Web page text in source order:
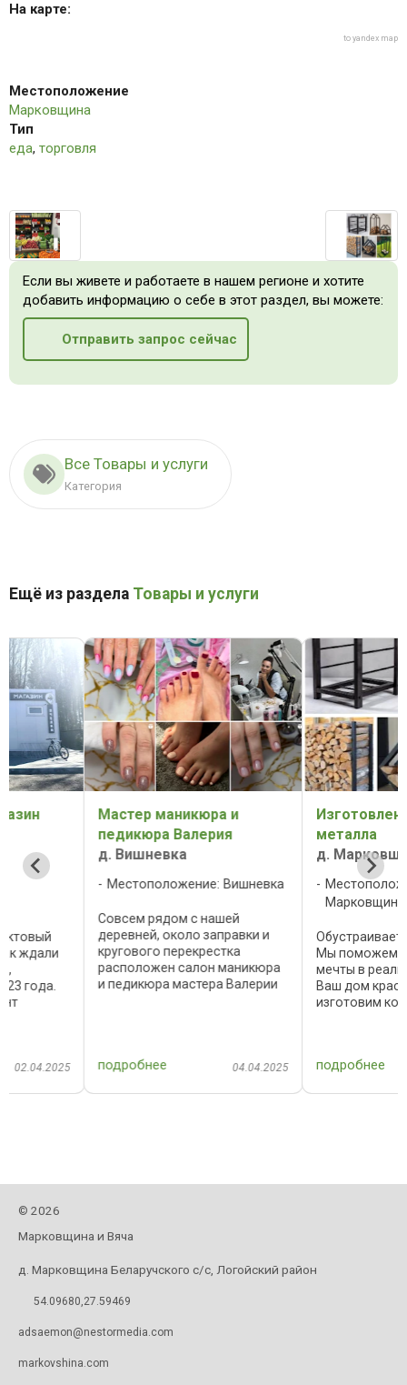
На карте:
to yandex map
Местоположение
Марковщина
Тип
еда, торговля
Если вы живете и работаете в нашем регионе и хотите
добавить информацию о себе в этот раздел, вы можете:
Отправить запрос сейчас
Все Товары и услуги
Категория
Ещё из раздела Товары и услуги
Мастер маникюра и
педикюра Валерия
д. Вишневка
Местоположение: Вишневка
Совсем рядом с нашей
деревней, около заправки и
кругового перекрестка
расположен салон маникюра
и педикюра мастера Валерии
Папернянский сельсовет, ...
подробнее 04.04.2025
Изготовление
д. Марковщина
Местоположение:
Марковщина
Обустраиваете дом
Мы поможем воплотить
мечты в реальность,
Ваш дом красотой и
изготовим корпусную и
подстолья; каркасы
кроватей, стеллажи, ...
подробнее
© 2026
Марковщина и Вяча
д. Марковщина Беларучского с/с, Логойский район
54.09680,27.59469
adsaemon@nestormedia.com
markovshina.com